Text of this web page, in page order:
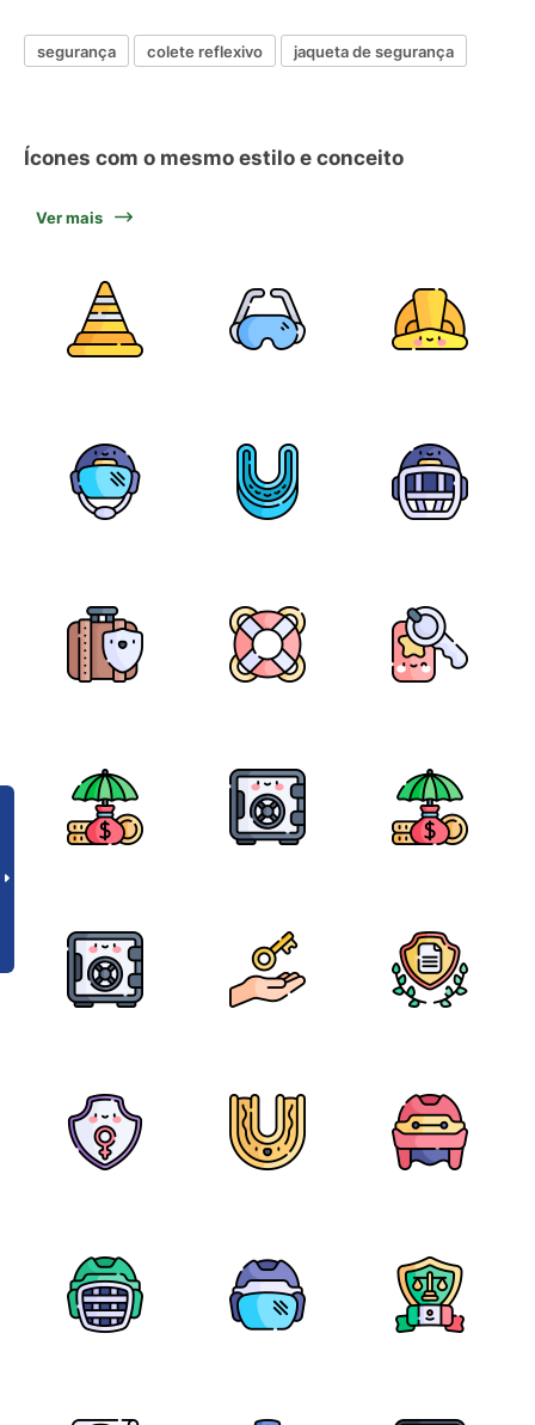
segurança colete reflexivo jaqueta de segurança
Ícones com o mesmo estilo e conceito
Ver mais